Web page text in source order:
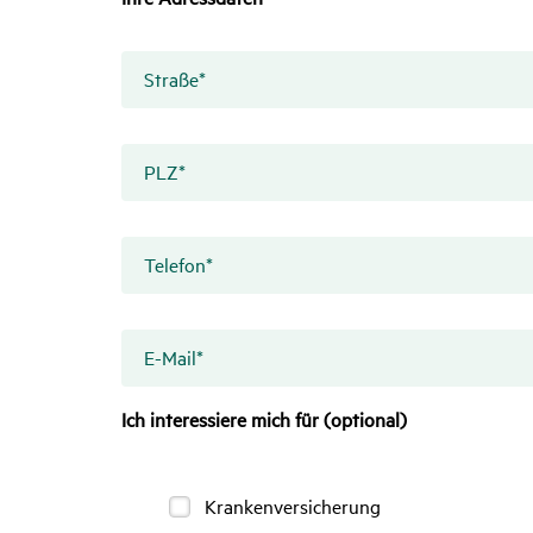
Straße*
PLZ*
Telefon*
E-Mail*
Ich interessiere mich für (optional)
Krankenversicherung
Krankenversicherung